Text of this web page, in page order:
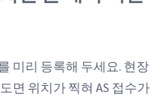
미리 등록해 두세요. 현장
면 위치가 찍혀 AS 접수가